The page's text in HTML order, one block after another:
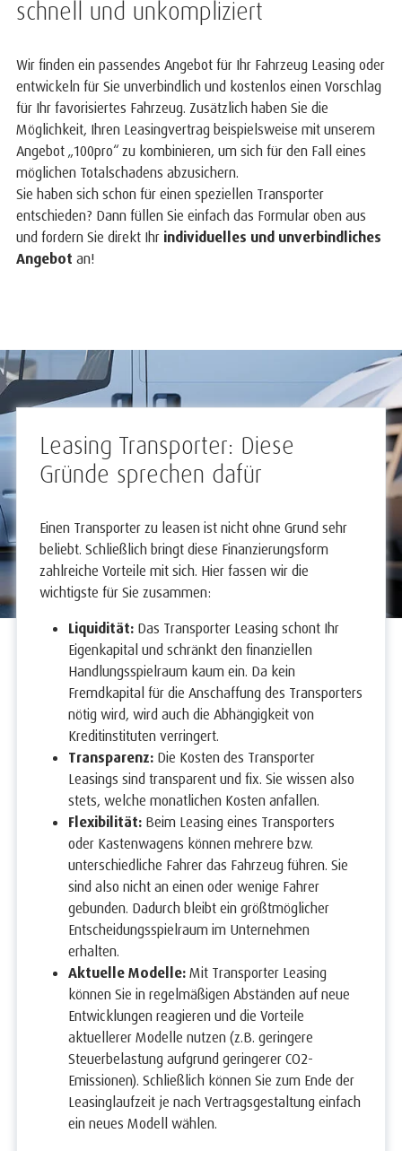
schnell und unkompliziert
Wir finden ein passendes Angebot für Ihr Fahrzeug Leasing oder
entwickeln für Sie unverbindlich und kostenlos einen Vorschlag
für Ihr favorisiertes Fahrzeug. Zusätzlich haben Sie die
Möglichkeit, Ihren Leasingvertrag beispielsweise mit unserem
Angebot „100pro“ zu kombinieren, um sich für den Fall eines
möglichen Totalschadens abzusichern.
Sie haben sich schon für einen speziellen Transporter
entschieden? Dann füllen Sie einfach das Formular oben aus
und fordern Sie direkt Ihr individuelles und unverbindliches
Angebot an!
Leasing Transporter: Diese
Gründe sprechen dafür
Einen Transporter zu leasen ist nicht ohne Grund sehr
beliebt. Schließlich bringt diese Finanzierungsform
zahlreiche Vorteile mit sich. Hier fassen wir die
wichtigste für Sie zusammen:
Liquidität: Das Transporter Leasing schont Ihr
Eigenkapital und schränkt den finanziellen
Handlungsspielraum kaum ein. Da kein
Fremdkapital für die Anschaffung des Transporters
nötig wird, wird auch die Abhängigkeit von
Kreditinstituten verringert.
Transparenz: Die Kosten des Transporter
Leasings sind transparent und fix. Sie wissen also
stets, welche monatlichen Kosten anfallen.
Flexibilität: Beim Leasing eines Transporters
oder Kastenwagens können mehrere bzw.
unterschiedliche Fahrer das Fahrzeug führen. Sie
sind also nicht an einen oder wenige Fahrer
gebunden. Dadurch bleibt ein größtmöglicher
Entscheidungsspielraum im Unternehmen
erhalten.
Aktuelle Modelle: Mit Transporter Leasing
können Sie in regelmäßigen Abständen auf neue
Entwicklungen reagieren und die Vorteile
aktuellerer Modelle nutzen (z.B. geringere
Steuerbelastung aufgrund geringerer CO2-
Emissionen). Schließlich können Sie zum Ende der
Leasinglaufzeit je nach Vertragsgestaltung einfach
ein neues Modell wählen.